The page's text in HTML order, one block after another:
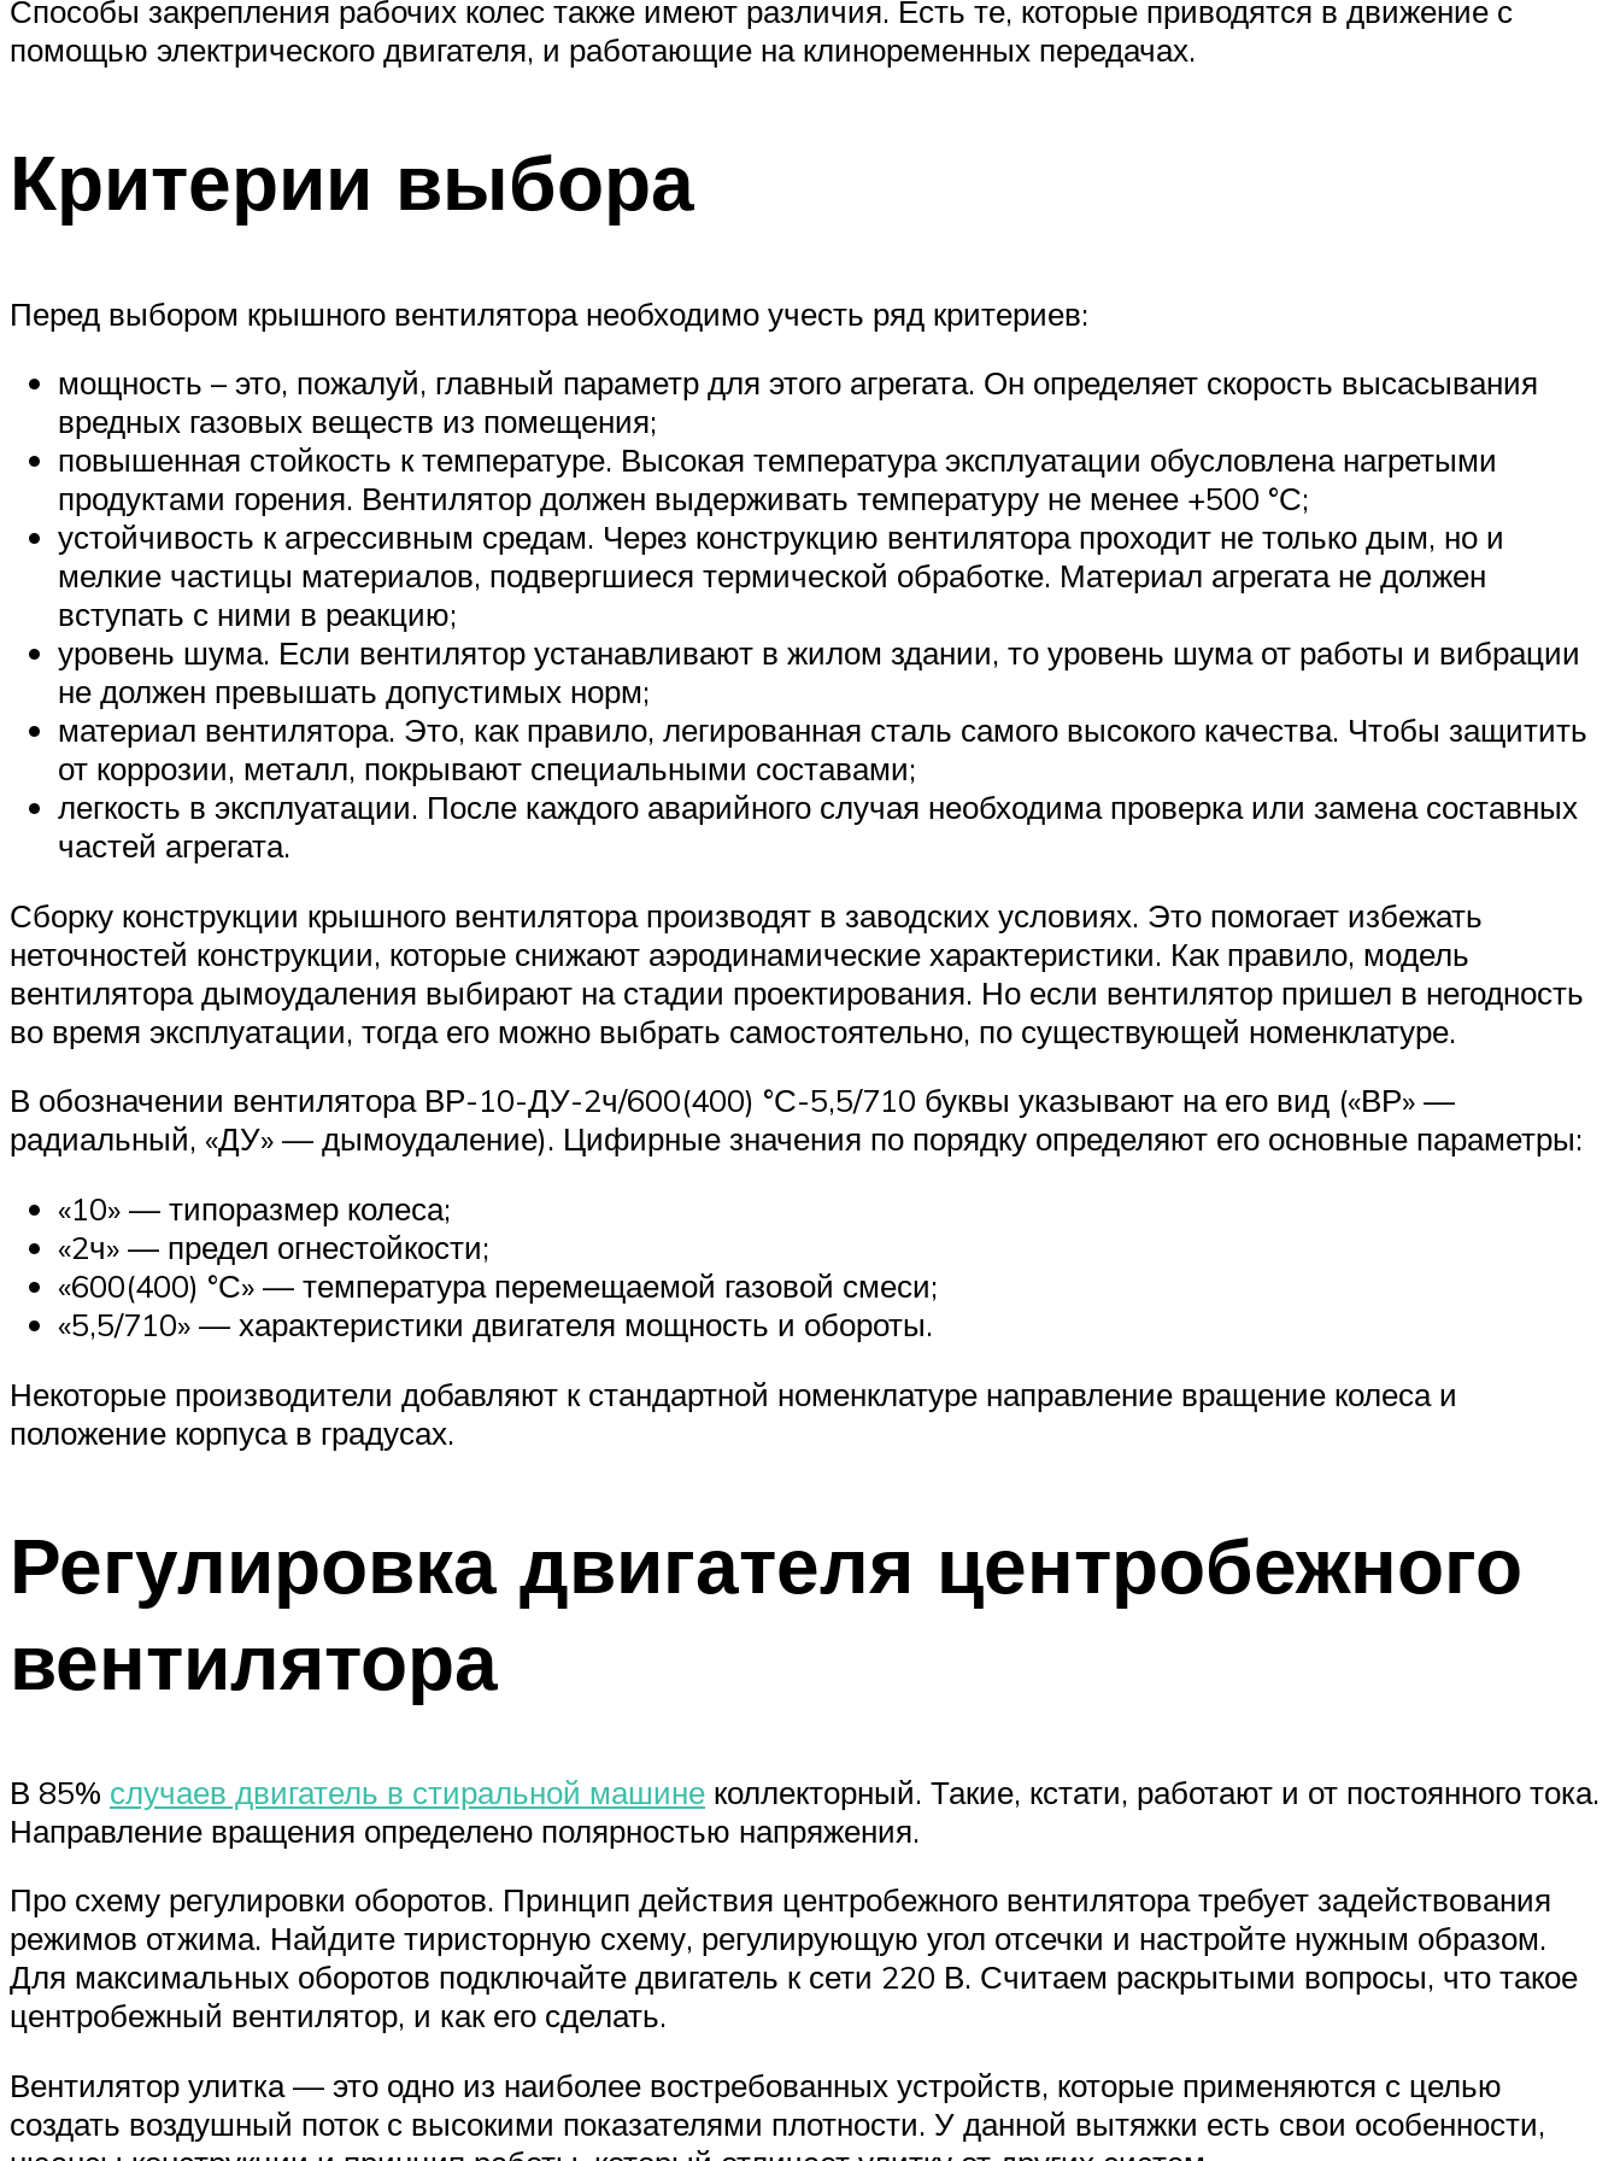
Способы закрепления рабочих колес также имеют различия. Есть те, которые приводятся в движение с
помощью электрического двигателя, и работающие на клиноременных передачах.
Критерии выбора
Перед выбором крышного вентилятора необходимо учесть ряд критериев:
мощность – это, пожалуй, главный параметр для этого агрегата. Он определяет скорость высасывания
вредных газовых веществ из помещения;
повышенная стойкость к температуре. Высокая температура эксплуатации обусловлена нагретыми
продуктами горения. Вентилятор должен выдерживать температуру не менее +500 °С;
устойчивость к агрессивным средам. Через конструкцию вентилятора проходит не только дым, но и
мелкие частицы материалов, подвергшиеся термической обработке. Материал агрегата не должен
вступать с ними в реакцию;
уровень шума. Если вентилятор устанавливают в жилом здании, то уровень шума от работы и вибрации
не должен превышать допустимых норм;
материал вентилятора. Это, как правило, легированная сталь самого высокого качества. Чтобы защитить
от коррозии, металл, покрывают специальными составами;
легкость в эксплуатации. После каждого аварийного случая необходима проверка или замена составных
частей агрегата.
Сборку конструкции крышного вентилятора производят в заводских условиях. Это помогает избежать
неточностей конструкции, которые снижают аэродинамические характеристики. Как правило, модель
вентилятора дымоудаления выбирают на стадии проектирования. Но если вентилятор пришел в негодность
во время эксплуатации, тогда его можно выбрать самостоятельно, по существующей номенклатуре.
В обозначении вентилятора ВР-10-ДУ-2ч/600(400) °С-5,5/710 буквы указывают на его вид («ВР» —
радиальный, «ДУ» — дымоудаление). Цифирные значения по порядку определяют его основные параметры:
«10» — типоразмер колеса;
«2ч» — предел огнестойкости;
«600(400) °С» — температура перемещаемой газовой смеси;
«5,5/710» — характеристики двигателя мощность и обороты.
Некоторые производители добавляют к стандартной номенклатуре направление вращение колеса и
положение корпуса в градусах.
Регулировка двигателя центробежного
вентилятора
В 85% случаев двигатель в стиральной машине коллекторный. Такие, кстати, работают и от постоянного тока.
Направление вращения определено полярностью напряжения.
Про схему регулировки оборотов. Принцип действия центробежного вентилятора требует задействования
режимов отжима. Найдите тиристорную схему, регулирующую угол отсечки и настройте нужным образом.
Для максимальных оборотов подключайте двигатель к сети 220 В. Считаем раскрытыми вопросы, что такое
центробежный вентилятор, и как его сделать.
Вентилятор улитка — это одно из наиболее востребованных устройств, которые применяются с целью
создать воздушный поток с высокими показателями плотности. У данной вытяжки есть свои особенности,